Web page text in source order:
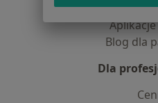
Blog dla
Dla